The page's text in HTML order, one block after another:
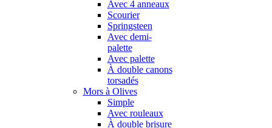
Avec 4 anneaux
Scourier
Springsteen
Avec demi-
palette
Avec palette
À double canons
torsadés
Mors à Olives
Simple
Avec rouleaux
À double brisure